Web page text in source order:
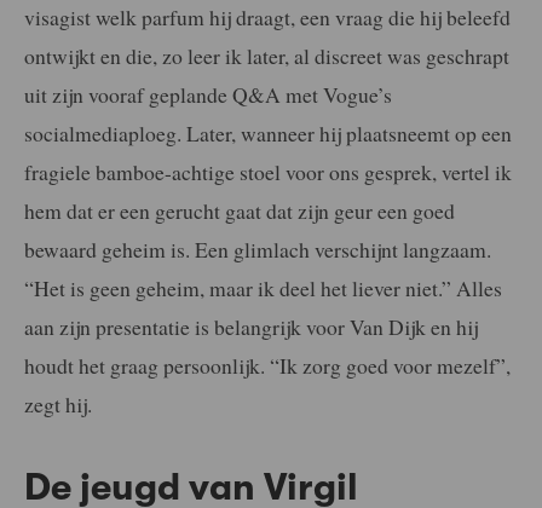
visagist welk parfum hij draagt, een vraag die hij beleefd
ontwijkt en die, zo leer ik later, al discreet was geschrapt
uit zijn vooraf geplande Q&A met Vogue’s
socialmediaploeg. Later, wanneer hij plaatsneemt op een
fragiele bamboe-achtige stoel voor ons gesprek, vertel ik
hem dat er een gerucht gaat dat zijn geur een goed
bewaard geheim is. Een glimlach verschijnt langzaam.
“Het is geen geheim, maar ik deel het liever niet.” Alles
aan zijn presentatie is belangrijk voor Van Dijk en hij
houdt het graag persoonlijk. “Ik zorg goed voor mezelf”,
zegt hij.
De jeugd van Virgil